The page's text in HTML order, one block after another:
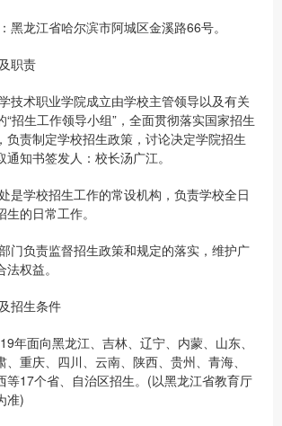
黑龙江省哈尔滨市阿城区金溪路66号。
职责
技术职业学院成立由学校主管领导以及有关
“招生工作领导小组”，全面贯彻落实国家招生
负责制定学校招生政策，讨论决定学院招生
知书签发人：校长汤广江。
是学校招生工作的常设机构，负责学校全日
的日常工作。
门负责监督招生政策和规定的落实，维护广
权益。
招生条件
年面向黑龙江、吉林、辽宁、内蒙、山东、
重庆、四川、云南、陕西、贵州、青海、
等17个省、自治区招生。(以黑龙江省教育厅
准)